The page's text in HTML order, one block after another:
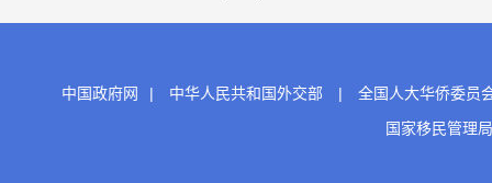
中国政府网 | 中华人民共和国外交部 |
全国人大华侨委员
国家移民管理局